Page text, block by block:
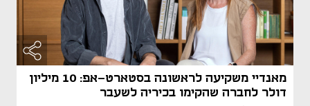
מאנדיי משקיעה לראשונה בסטארט-אפ: 10 מיליון
דולר לחברה שהקימו בכיריה לשעבר